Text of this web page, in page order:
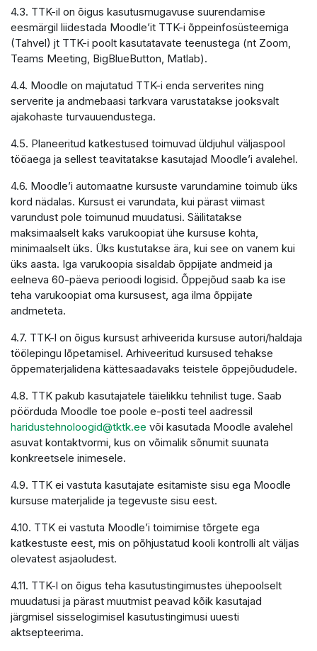
4.3. TTK-il on õigus kasutusmugavuse suurendamise
eesmärgil liidestada Moodle’it TTK-i õppeinfosüsteemiga
(Tahvel) jt TTK-i poolt kasutatavate teenustega (nt Zoom,
Teams Meeting, BigBlueButton, Matlab).
4.4. Moodle on majutatud TTK-i enda serverites ning
serverite ja andmebaasi tarkvara varustatakse jooksvalt
ajakohaste turvauuendustega.
4.5. Planeeritud katkestused toimuvad üldjuhul väljaspool
tööaega ja sellest teavitatakse kasutajad Moodle’i avalehel.
4.6. Moodle’i automaatne kursuste varundamine toimub üks
kord nädalas. Kursust ei varundata, kui pärast viimast
varundust pole toimunud muudatusi. Säilitatakse
maksimaalselt kaks varukoopiat ühe kursuse kohta,
minimaalselt üks. Üks kustutakse ära, kui see on vanem kui
üks aasta. Iga varukoopia sisaldab õppijate andmeid ja
eelneva 60-päeva perioodi logisid. Õppejõud saab ka ise
teha varukoopiat oma kursusest, aga ilma õppijate
andmeteta.
4.7. TTK-l on õigus kursust arhiveerida kursuse autori/haldaja
töölepingu lõpetamisel. Arhiveeritud kursused tehakse
õppematerjalidena kättesaadavaks teistele õppejõududele.
4.8. TTK pakub kasutajatele täielikku tehnilist tuge. Saab
pöörduda Moodle toe poole e-posti teel aadressil
haridustehnoloogid@tktk.ee või kasutada Moodle avalehel
asuvat kontaktvormi, kus on võimalik sõnumit suunata
konkreetsele inimesele.
4.9. TTK ei vastuta kasutajate esitamiste sisu ega Moodle
kursuse materjalide ja tegevuste sisu eest.
4.10. TTK ei vastuta Moodle’i toimimise tõrgete ega
katkestuste eest, mis on põhjustatud kooli kontrolli alt väljas
olevatest asjaoludest.
4.11. TTK-l on õigus teha kasutustingimustes ühepoolselt
muudatusi ja pärast muutmist peavad kõik kasutajad
järgmisel sisselogimisel kasutustingimusi uuesti
aktsepteerima.